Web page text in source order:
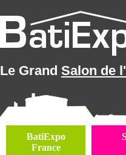
Le Grand Salon de
BatiExpo
France